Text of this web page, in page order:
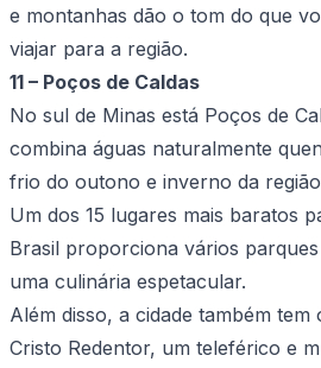
e montanhas dão o tom do que
viajar para a região.
11 – Poços de Caldas
No sul de Minas está Poços de
combina águas naturalmente
frio do outono e inverno da
Um dos 15 lugares mais baratos
Brasil proporciona vários
uma culinária espetacular.
Além disso, a cidade também
Cristo Redentor, um teleférico e